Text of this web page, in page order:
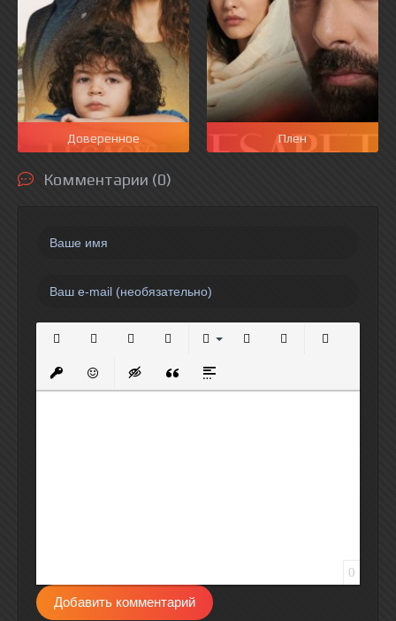
Доверенное Плен
Комментарии (0)
Вставить защищенную ссылку
Вставить смайлик
Вставка скрытого текста
Вставка цитаты
Вставка спойлера
0
Добавить комментарий